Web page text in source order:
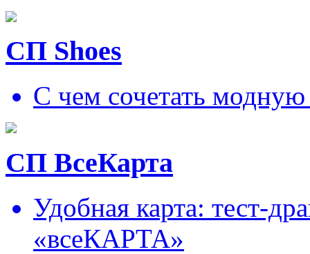
СП Shoes
С чем сочетать модную
СП ВсеКарта
Удобная карта: тест-
«всеКАРТА»